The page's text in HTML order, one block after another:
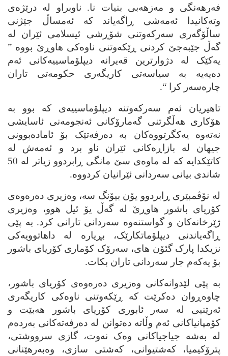
فه‌رهه‌نگی و مه‌زهه‌بی بنیات نا. ناوبراو له‌ درێژه‌ی
وته‌کانیدا ئه‌مه‌شی ڕاگه‌یاند که‌ ئه‌مساڵ جێژنی
ساڵۆگه‌ری سه‌رکه‌وتنی شۆڕشی ئیسلامی ئێران له‌
گه‌ڵ جێبه‌جێ کردنی ڕێکه‌وتنی ناوه‌کی هاوڕێ بووه‌ ”
یه‌کێک له‌ دژوارترین قه‌یرانه‌ دیپلۆماسییه‌کانی ئه‌م
ده‌یه‌یه‌ به‌ سیاسه‌تی کاریگه‌ری حکومه‌تی تاران
چاره‌سه‌ر کرا “.
تاهیریان ئه‌م سه‌رکه‌وتنه‌ دیپلۆماسییه‌ی که‌ بوو به‌
هۆکاری هه‌ڵگرتنی گه‌مارۆکانی ئه‌نجومه‌نی ئاسایشی
نه‌ته‌وه‌ یه‌کگرتووه‌کان به‌ ده‌رفه‌تێک بۆ ئاماده‌بوونی
جیهان له‌ بازاڕه‌کانی ئێران ناو برد و ئه‌مه‌ش له‌
کاتێکدایه‌ که‌ له‌ ماوه‌ی سێ مانگی ڕابردوو زیاتر له‌ 50
شاندی بیانی سه‌ردانی ئێرانیان کردووه‌.
له‌ نۆڤمبێری ڕابردوو یۆن بیۆنگ سه‌، وه‌زیری ده‌ره‌وه‌ی
کۆریای باشور هاوڕێ له‌ گه‌ڵ یۆ ئیل هوو، وه‌زیری
ژێرخانه‌کان و گواستنه‌وه‌ سه‌ردانی تارانی کرد. به‌ پێی
ڕاگه‌یاندنی دیپلۆماتکارێک، بڕیاره‌ له‌ داهاتوویه‌کی
نزیکدا پارک گئۆن های، سه‌رۆک کۆماری کۆریای باشور
بۆ یه‌که‌م جار سه‌ردانی تاران بکات.
به‌ پێی لێدوانه‌کانی وه‌زیری ده‌ره‌وه‌ی کۆریای باشور،
چاوه‌ڕوان ده‌کرێت که‌ ڕێکه‌وتنی ناوه‌کی کاریگه‌ری
ئه‌رێنیی له‌ سه‌ر ئابوری کۆریای باشور هه‌بێت و
کۆمپانیاکانی ئه‌م وڵاته‌ ده‌توانن له‌ ده‌رفه‌ته‌کانی به‌رده‌م
له‌ به‌شه‌ جیاجیاکانی وه‌ک نه‌وت، گازی سرووشتی،
پترۆکیمیا، که‌شتیوانی، که‌شتی سازی، وه‌به‌رهێنانی